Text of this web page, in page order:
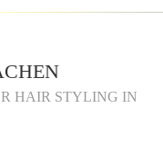
HAIR STYLING IN